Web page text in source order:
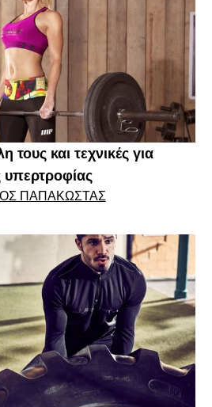
τους και τεχνικές για
υπερτροφίας
ΠΑΠΑΚΏΣΤΑΣ